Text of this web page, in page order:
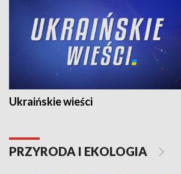
Ukraińskie wieści
PRZYRODA I EKOLOGIA